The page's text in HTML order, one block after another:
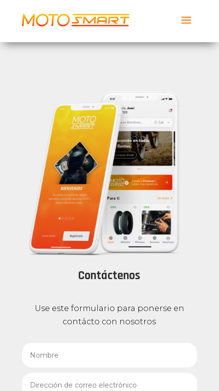
Smartech Global Services LLC Descargar
Contáctenos
Use este formulario para ponerse en
contácto con nosotros